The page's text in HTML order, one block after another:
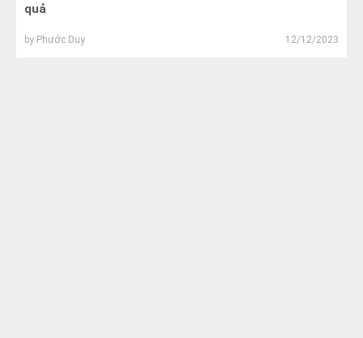
quả
by Phước Duy 12/12/2023